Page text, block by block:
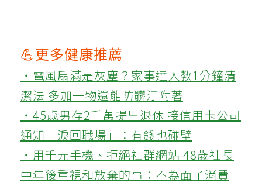
💪更多健康推薦
‧電風扇滿是灰塵？家事達人教1分鐘清
潔法 多加一物還能防髒汙附著
‧45歲男存2千萬提早退休 接信用卡公司
通知「淚回職場」：有錢也碰壁
‧用千元手機、拒絕社群網站 48歲社長
中年後重視和放棄的事：不為面子消費